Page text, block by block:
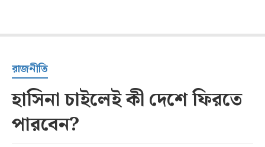
রাজনীতি
হাসিনা চাইলেই কী দেশে ফিরতে
পারবেন?